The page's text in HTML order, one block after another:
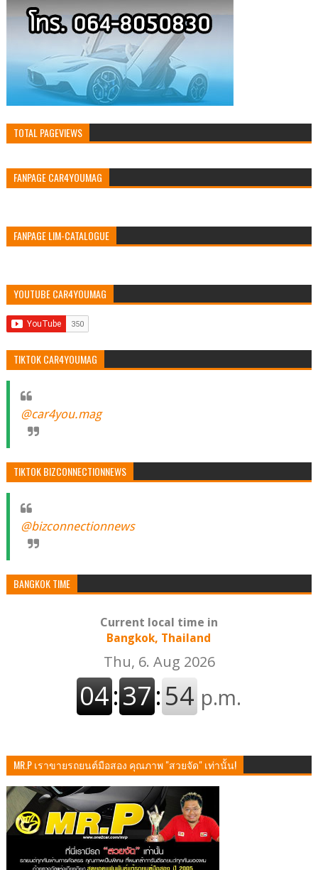
TOTAL PAGEVIEWS
FANPAGE CAR4YOUMAG
FANPAGE LIM-CATALOGUE
YOUTUBE CAR4YOUMAG
TIKTOK CAR4YOUMAG
@car4you.mag
TIKTOK BIZCONNECTIONNEWS
@bizconnectionnews
BANGKOK TIME
Current local time in
Bangkok, Thailand
MR.P เราขายรถยนต์มือสอง คุณภาพ "สวยจัด" เท่านั้น!